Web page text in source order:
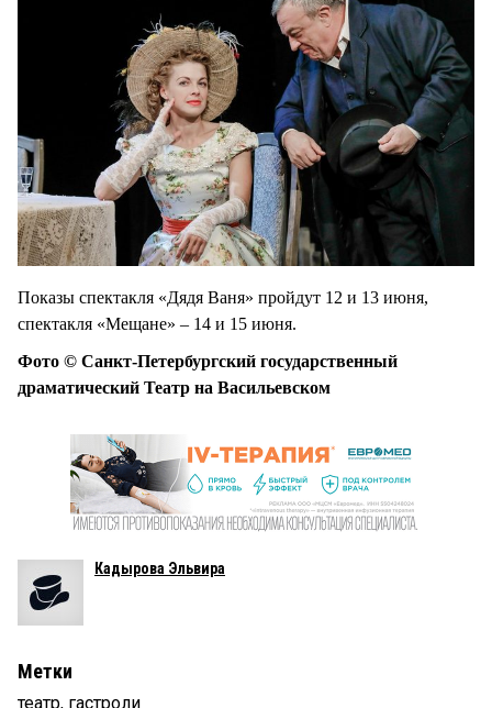
Показы спектакля «Дядя Ваня» пройдут 12 и 13 июня,
спектакля «Мещане» – 14 и 15 июня.
Фото © Санкт-Петербургский государственный
драматический Театр на Васильевском
Кадырова Эльвира
Метки
театр, гастроли